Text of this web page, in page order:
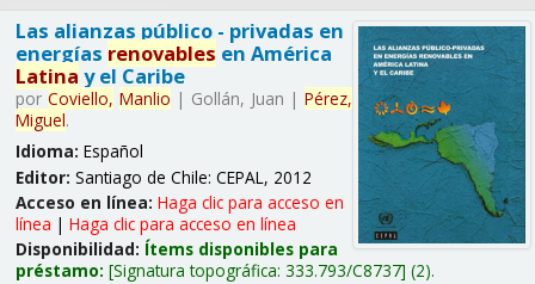
Las alianzas público - privadas en
energías renovables en América
Latina y el Caribe
por Coviello, Manlio | Gollán, Juan | Pérez,
Miguel.
Idioma: Español
Editor: Santiago de Chile: CEPAL, 2012
Acceso en línea: Haga clic para acceso en
línea | Haga clic para acceso en línea
Disponibilidad: Ítems disponibles para
préstamo: Signatura topográfica: 333.793/C8737 (2).